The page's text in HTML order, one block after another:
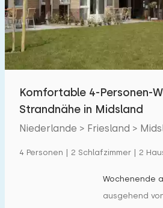
Schwimmbad
Eingezäunter Garten
Haustierfrei
Ladestation Auto
€ 0 — €
Komfortable 4-Personen-
Strandnähe in Midsland
Niederlande > Friesland >
4 Personen | 2 Schlafzimmer | 2
Wochenende
ausgehend